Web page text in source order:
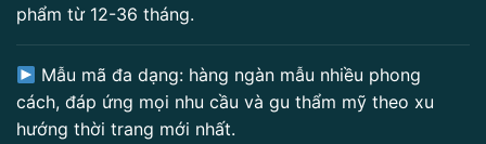
phẩm từ 12-36 tháng.
Mẫu mã đa dạng: hàng ngàn mẫu nhiều phong
cách, đáp ứng mọi nhu cầu và gu thẩm mỹ theo xu
hướng thời trang mới nhất.